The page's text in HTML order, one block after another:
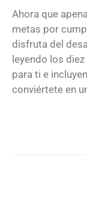
Ahora que
metas por
disfruta del
leyendo los
para ti e
conviértete en